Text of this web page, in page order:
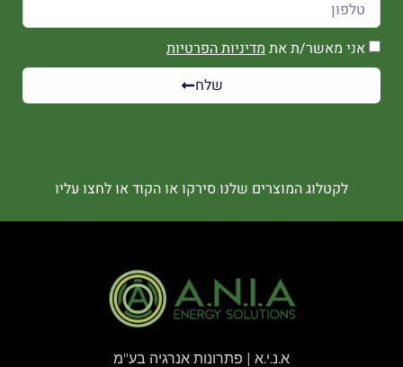
אני מאשר/ת אתמדיניות הפרטיות
שלח
לקטלוג המוצרים שלנו סירקו או הקוד או לחצו עליו
א.נ.י.א | פתרונות אנרגיה בע"מ